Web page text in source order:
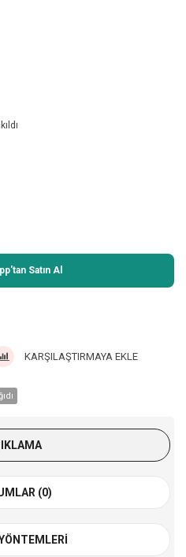
Satın Al
KARŞILAŞTIRMAYA EKLE
(0)